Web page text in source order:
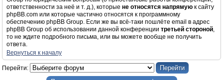
ответственности за неё и т. д.), которые не относятся напрямую к сайту
phpBB.com или которые частично относятся к программному
обеспечению phpBB Group. Если же вы всё-таки пошлёте email в адрес
phpBB Group об использовании данной конференции третьей стороной,
то не ждите подробного письма, или вы можете вообще не получить
ответа.
Вернуться к началу
Перейти: